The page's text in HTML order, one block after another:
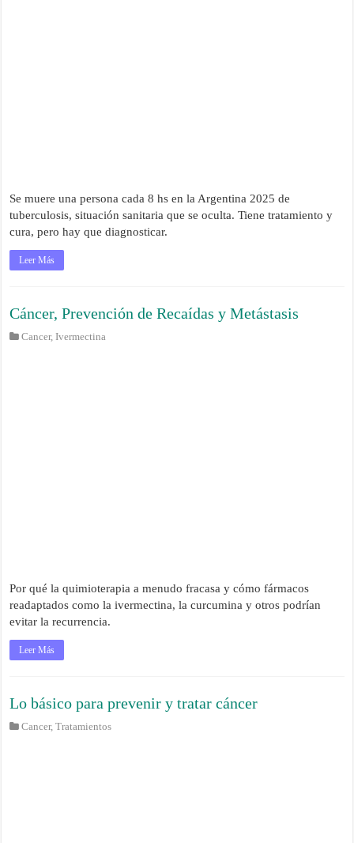
Se muere una persona cada 8 hs en la Argentina 2025 de
tuberculosis, situación sanitaria que se oculta. Tiene tratamiento y
cura, pero hay que diagnosticar.
Leer Más
Cáncer, Prevención de Recaídas y Metástasis
Cancer,Ivermectina
Por qué la quimioterapia a menudo fracasa y cómo fármacos
readaptados como la ivermectina, la curcumina y otros podrían
evitar la recurrencia.
Leer Más
Lo básico para prevenir y tratar cáncer
Cancer,Tratamientos